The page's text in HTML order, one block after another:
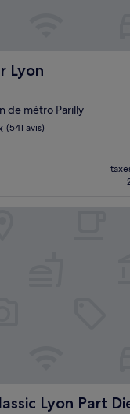
Lyon
de métro Parilly
(541 avis)
Lyon Part
Lyon Part Dieu